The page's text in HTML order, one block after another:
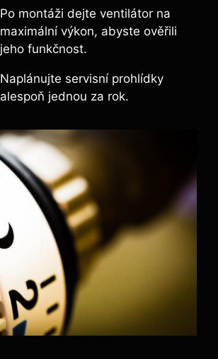
Po montáži dejte ventilátor na
maximální výkon, abyste ověřili
jeho funkčnost.
Naplánujte servisní prohlídky
alespoň jednou za rok.